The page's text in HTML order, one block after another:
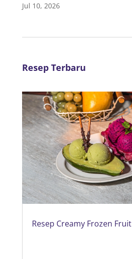
Jul 10, 2026
Resep Terbaru
Resep Creamy Frozen Fruit